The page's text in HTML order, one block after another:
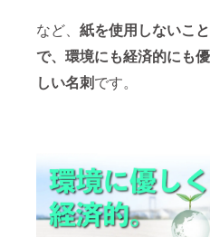
など、 紙を使用しないこと
で、環境にも経済的にも優
しい名刺です。